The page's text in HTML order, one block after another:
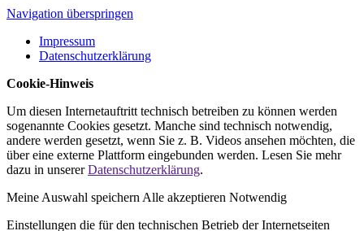
Navigation überspringen
Impressum
Datenschutzerklärung
Cookie-Hinweis
Um diesen Internetauftritt technisch betreiben zu können werden
sogenannte Cookies gesetzt. Manche sind technisch notwendig,
andere werden gesetzt, wenn Sie z. B. Videos ansehen möchten, die
über eine externe Plattform eingebunden werden. Lesen Sie mehr
dazu in unsererDatenschutzerklärung.
Meine Auswahl speichern Alle akzeptieren Notwendig
Einstellungen die für den technischen Betrieb der Internetseiten